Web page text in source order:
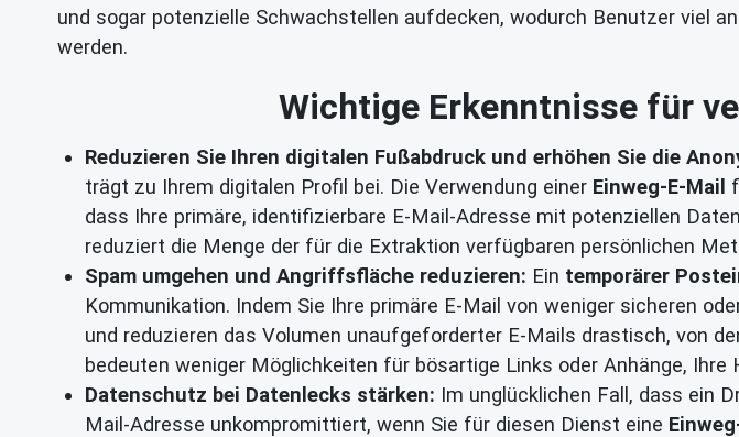
und sogar potenzielle Schwachstellen aufdecken, wodurch Benutzer viel
werden.
Wichtige Erkenntnisse für
Reduzieren Sie Ihren digitalen Fußabdruck und erhöhen Sie die
trägt zu Ihrem digitalen Profil bei. Die Verwendung einer Einweg-E-Mail
dass Ihre primäre, identifizierbare E-Mail-Adresse mit potenziellen
reduziert die Menge der für die Extraktion verfügbaren persönlichen
Spam umgehen und Angriffsfläche reduzieren: Ein temporärer
Kommunikation. Indem Sie Ihre primäre E-Mail von weniger sicheren
und reduzieren das Volumen unaufgeforderter E-Mails drastisch, von
bedeuten weniger Möglichkeiten für bösartige Links oder Anhänge, Ihre
Datenschutz bei Datenlecks stärken: Im unglücklichen Fall, dass ein
Mail-Adresse unkompromittiert, wenn Sie für diesen Dienst eine